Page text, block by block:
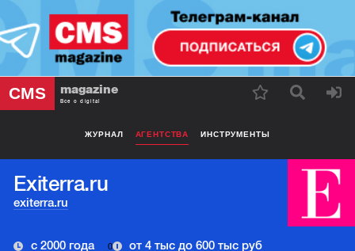
CMS magazine
Все о digital
ЖУРНАЛ АГЕНТСТВА ИНСТРУМЕНТЫ
Exiterra.ru
exiterra.ru
с 2000 года 0 от 4 тыс до 600 тыс руб